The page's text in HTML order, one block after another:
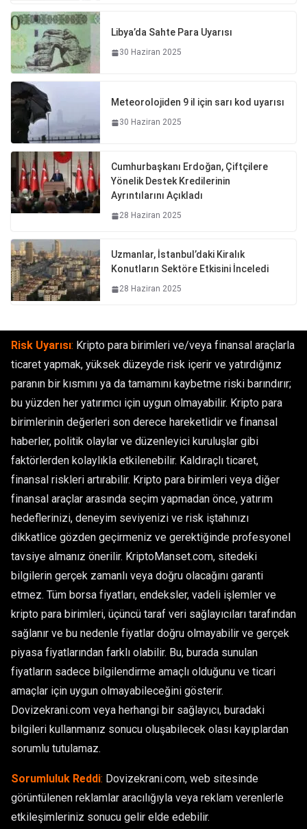
Libya’da Sahte Para Uyarısı
30 Haziran 2025
Meteorolojiden 9 il için sarı kod uyarısı
30 Haziran 2025
Cumhurbaşkanı Erdoğan, Çiftçilere
Yönelik Destek Kredilerinin
Ayrıntılarını Açıkladı
28 Haziran 2025
Uzmanlar, İstanbul’daki Kiralık
Konutların Sektöre Etkisini İnceledi
28 Haziran 2025
Risk Uyarısı: Kripto para birimleri ve/veya finansal araçlarla
ticaret yapmak, yüksek düzeyde risk içerir ve yatırdığınız
paranın bir kısmını ya da tamamını kaybetme riski barındırır;
bu yüzden her yatırımcı için uygun olmayabilir. Kripto para
birimlerinin değerleri son derece hareketlidir ve finansal
haberler, politik olaylar ve düzenleyici kuruluşlar gibi
faktörlerden kolaylıkla etkilenebilir. Kaldıraçlı ticaret,
finansal riskleri artırabilir. Kripto para birimleri veya diğer
finansal araçlar arasında seçim yapmadan önce, yatırım
hedeflerinizi, deneyim seviyenizi ve risk iştahınızı
dikkatlice gözden geçirmeniz ve gerektiğinde profesyonel
tavsiye almanız önerilir. KriptoManset.com, sitedeki
bilgilerin gerçek zamanlı veya doğru olacağını garanti
etmez. Tüm borsa fiyatları, endeksler, vadeli işlemler ve
kripto para birimleri, üçüncü taraf veri sağlayıcıları tarafından
sağlanır ve bu nedenle fiyatlar doğru olmayabilir ve gerçek
piyasa fiyatlarından farklı olabilir. Bu, burada sunulan
fiyatların sadece bilgilendirme amaçlı olduğunu ve ticari
amaçlar için uygun olmayabileceğini gösterir.
Dovizekrani.com veya herhangi bir sağlayıcı, buradaki
bilgileri kullanmanız sonucu oluşabilecek olası kayıplardan
sorumlu tutulamaz.
Sorumluluk Reddi: Dovizekrani.com, web sitesinde
görüntülenen reklamlar aracılığıyla veya reklam verenlerle
etkileşimleriniz sonucu gelir elde edebilir.